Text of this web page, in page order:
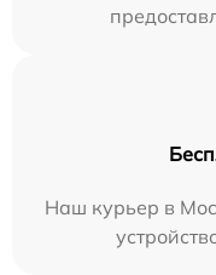
Наш курьер в